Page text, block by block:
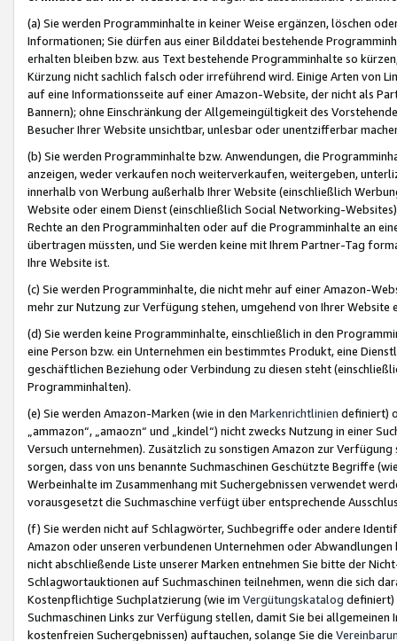
(a) Sie werden Programminhalte in keiner Weise ergänzen, löschen
Informationen; Sie dürfen aus einer Bilddatei bestehende
erhalten bleiben bzw. aus Text bestehende Programminhalte so
Kürzung nicht sachlich falsch oder irreführend wird. Einige Arten von
auf eine Informationsseite auf einer Amazon-Website, der nicht als
Bannern); ohne Einschränkung der Allgemeingültigkeit des
Besucher Ihrer Website unsichtbar, unlesbar oder unentzifferbar
(b) Sie werden Programminhalte bzw. Anwendungen, die
anzeigen, weder verkaufen noch weiterverkaufen, weitergeben,
innerhalb von Werbung außerhalb Ihrer Website (einschließlich
Website oder einem Dienst (einschließlich Social Networking-
Rechte an den Programminhalten oder auf die Programminhalte an
übertragen müssten, und Sie werden keine mit Ihrem Partner-Tag
Ihre Website ist.
(c) Sie werden Programminhalte, die nicht mehr auf einer Amazon-
mehr zur Nutzung zur Verfügung stehen, umgehend von Ihrer
(d) Sie werden keine Programminhalte, einschließlich in den
eine Person bzw. ein Unternehmen ein bestimmtes Produkt, eine
geschäftlichen Beziehung oder Verbindung zu diesen steht
Programminhalten).
(e) Sie werden Amazon-Marken (wie in den Markenrichtlinien definiert)
„ammazon“, „amaozn“ und „kindel“) nicht zwecks Nutzung in einer
Versuch unternehmen). Zusätzlich zu sonstigen Amazon zur
sorgen, dass von uns benannte Suchmaschinen Geschützte Begriffe
Werbeinhalte im Zusammenhang mit Suchergebnissen verwendet
vorausgesetzt die Suchmaschine verfügt über entsprechende
(f) Sie werden nicht auf Schlagwörter, Suchbegriffe oder andere
Amazon oder unseren verbundenen Unternehmen oder
nicht abschließende Liste unserer Marken entnehmen Sie bitte der
Schlagwortauktionen auf Suchmaschinen teilnehmen, wenn die sich
Kostenpflichtige Suchplatzierung (wie im Vergütungskatalog definiert)
Suchmaschinen Links zur Verfügung stellen, damit Sie bei
kostenfreien Suchergebnissen) auftauchen, solange Sie die